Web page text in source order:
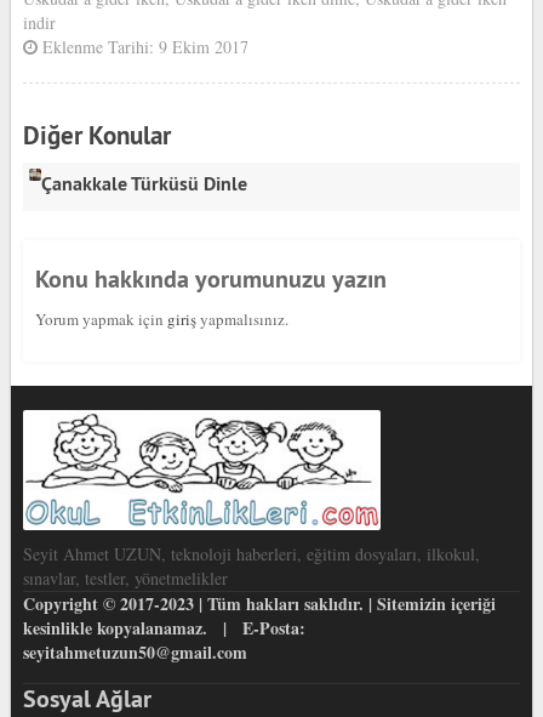
indir
Eklenme Tarihi: 9 Ekim 2017
Diğer Konular
Çanakkale Türküsü Dinle
Konu hakkında yorumunuzu yazın
Yorum yapmak için girişyapmalısınız.
Seyit Ahmet UZUN, teknoloji haberleri, eğitim dosyaları, ilkokul,
sınavlar, testler, yönetmelikler
Copyright © 2017-2023 | Tüm hakları saklıdır. | Sitemizin içeriği
kesinlikle kopyalanamaz. | E-Posta:
seyitahmetuzun50@gmail.com
Sosyal Ağlar